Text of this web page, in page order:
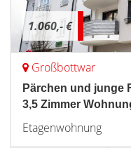
1.060,- €
Großbottwar
Pärchen und junge
3,5 Zimmer
Etagenwohnung